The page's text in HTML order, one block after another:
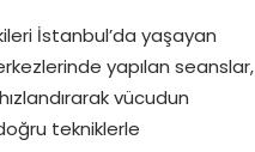
İstanbul’da yaşayan
yapılan seanslar,
vücudun
tekniklerle